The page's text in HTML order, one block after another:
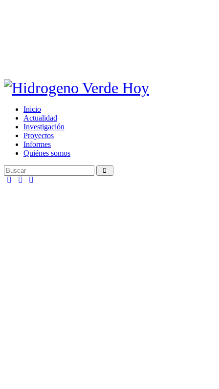
Inicio
Actualidad
Investigación
Proyectos
Informes
Quiénes somos